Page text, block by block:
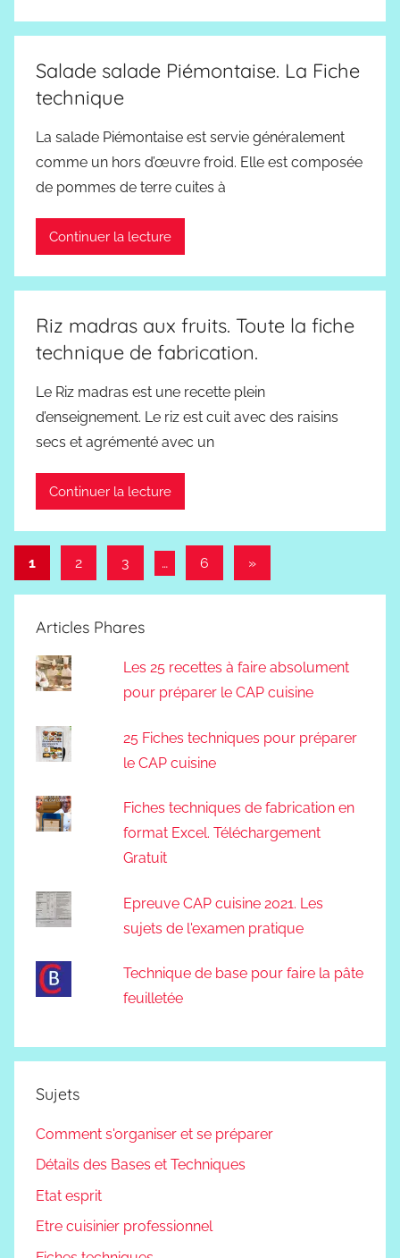
Salade salade Piémontaise. La Fiche
technique
La salade Piémontaise est servie généralement
comme un hors d’œuvre froid. Elle est composée
de pommes de terre cuites à
Continuer la lecture
Riz madras aux fruits. Toute la fiche
technique de fabrication.
Le Riz madras est une recette plein
d’enseignement. Le riz est cuit avec des raisins
secs et agrémenté avec un
Continuer la lecture
Pagination
des
publications
1 2 3 … 6
Articles
»
Articles Phares
Les 25 recettes à faire absolument
pour préparer le CAP cuisine
25 Fiches techniques pour préparer
le CAP cuisine
Fiches techniques de fabrication en
format Excel. Téléchargement
Gratuit
Epreuve CAP cuisine 2021. Les
sujets de l'examen pratique
Technique de base pour faire la pâte
feuilletée
Sujets
Comment s'organiser et se préparer
Détails des Bases et Techniques
Etat esprit
Etre cuisinier professionnel